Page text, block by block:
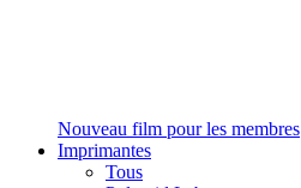
Nouveau film pour les membres
Imprimantes
Tous